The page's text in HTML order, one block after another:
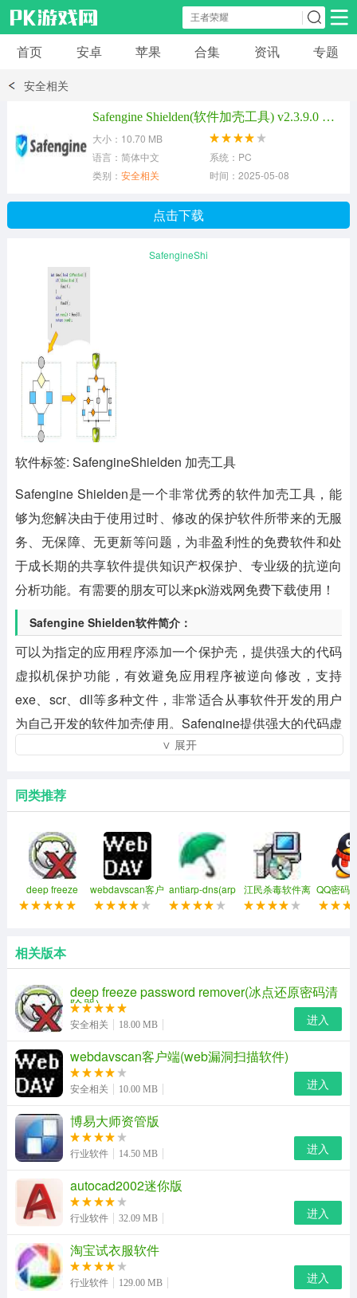
安卓应用 安卓游戏
模拟经营
首页 安卓 苹果 合集 资讯 专题
安全相关
Safengine Shielden(软件加壳工具) v2.3.9.0 官方版
大小：10.70 MB
语言：简体中文
系统：PC
类别： 安全相关 时间：2025-05-08
点击下载
SafengineShi
软件标签: SafengineShielden 加壳工具
Safengine Shielden是一个非常优秀的软件加壳工具，能
够为您解决由于使用过时、修改的保护软件所带来的无服
务、无保障、无更新等问题，为非盈利性的免费软件和处
于成长期的共享软件提供知识产权保护、专业级的抗逆向
分析功能。有需要的朋友可以来pk游戏网免费下载使用！
Safengine Shielden软件简介：
可以为指定的应用程序添加一个保护壳，提供强大的代码
虚拟机保护功能，有效避免应用程序被逆向修改，支持
exe、scr、dll等多种文件，非常适合从事软件开发的用户
为自己开发的软件加壳使用。Safengine提供强大的代码虚
拟机保护您的程序免受逆向工程和非法修改。将您的关键
嵌入您程序中的虚拟机解释器才能运行。这些虚拟机代码
化过程中，您原始代码的执行流程将被重定向，并加入逻
辑混淆。虚拟后的代码将用与非（NAND）实现所有的逻
辑操作，大部分数学运算也将用加法实现，使得逆向者很
难分辨原始指令的功能。此外，最容易被修改并绕过的条
法改变程序走向。
∨ 展开
同类推荐
deep freeze
password
webdavscan客户
端(web漏洞扫描
antiarp-dns(arp
和dns欺骗攻击监
江民杀毒软件离
线升级包
QQ密码
费
相关版本
deep freeze password remover(冰点还原密码清
除器)
安全相关 18.00 MB 进入
webdavscan客户端(web漏洞扫描软件)
安全相关 10.00 MB 进入
博易大师资管版
行业软件 14.50 MB 进入
autocad2002迷你版
行业软件 32.09 MB 进入
淘宝试衣服软件
行业软件 129.00 MB 进入